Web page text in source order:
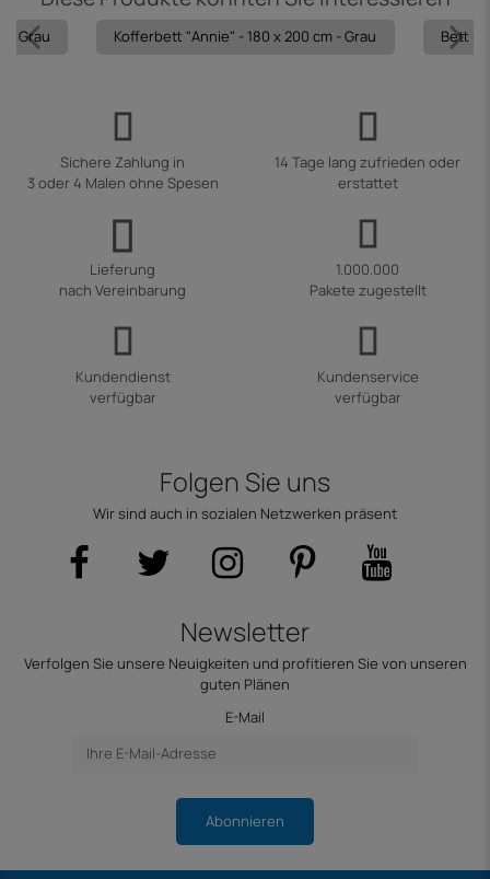
- Grau Kofferbett "Annie" - 180 x 200 cm - Grau Bett
Sichere Zahlung in
3 oder 4 Malen ohne Spesen
14 Tage lang zufrieden oder
erstattet
Lieferung
nach Vereinbarung
1.000.000
Pakete zugestellt
Kundendienst
verfügbar
Kundenservice
verfügbar
Folgen Sie uns
Wir sind auch in sozialen Netzwerken präsent
Newsletter
Verfolgen Sie unsere Neuigkeiten und profitieren Sie von unseren
guten Plänen
E-Mail
Abonnieren